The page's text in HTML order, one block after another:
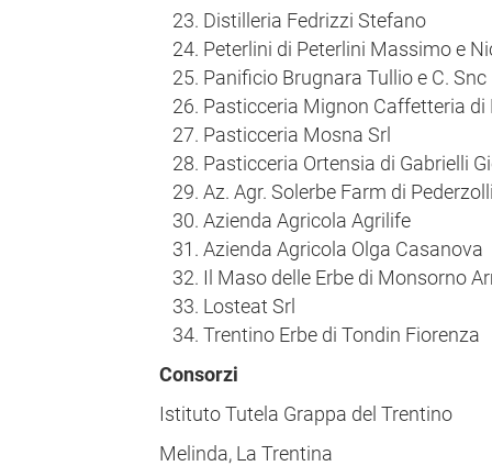
Distilleria Fedrizzi Stefano
Peterlini di Peterlini Massimo e
Panificio Brugnara Tullio e C. Snc
Pasticceria Mignon Caffetteria di
Pasticceria Mosna Srl
Pasticceria Ortensia di Gabrielli
Az. Agr. Solerbe Farm di
Azienda Agricola Agrilife
Azienda Agricola Olga Casanova
Il Maso delle Erbe di Monsorno
Losteat Srl
Trentino Erbe di Tondin Fiorenza
Consorzi
Istituto Tutela Grappa del Trentino
Melinda, La Trentina